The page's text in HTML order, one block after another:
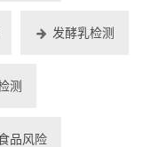
发酵乳检测
测
品风险